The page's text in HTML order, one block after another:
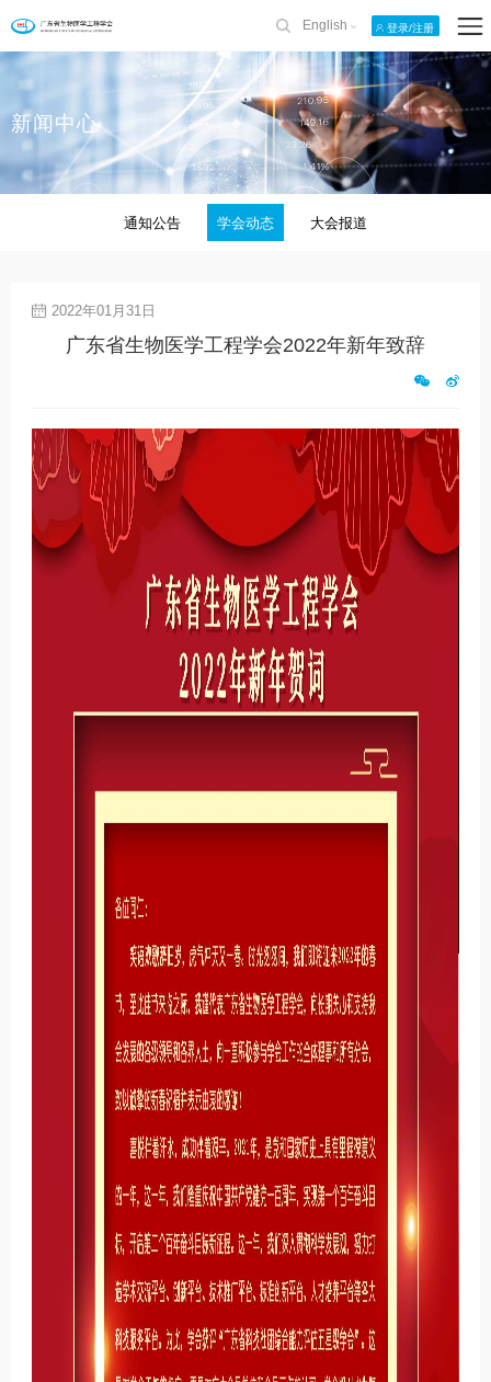
English 登录/注册
新闻中心
通知公告 学会动态 大会报道
2022年01月31日
广东省生物医学工程学会2022年新年致辞